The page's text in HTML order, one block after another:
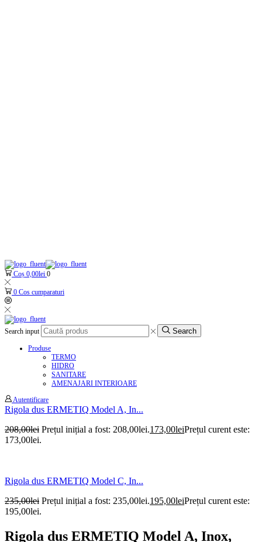
Coș 0,00lei 0
0 Cos cumparaturi
Search input Search
Produse
TERMO
HIDRO
SANITARE
AMENAJARI INTERIOARE
Autentificare
Rigola dus ERMETIQ Model A, In...
208,00lei Prețul inițial a fost: 208,00lei.173,00leiPrețul curent este:
173,00lei.
Rigola dus ERMETIQ Model C, In...
235,00lei Prețul inițial a fost: 235,00lei.195,00leiPrețul curent este:
195,00lei.
Rigola dus ERMETIQ Model A, Inox,